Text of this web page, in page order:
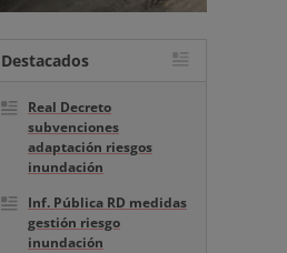
Destacados
Real Decreto
subvenciones
adaptación riesgos
inundación
Inf. Pública RD medidas
gestión riesgo
inundación